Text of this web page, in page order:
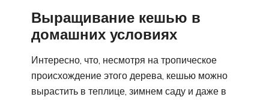
Выращивание кешью в
домашних условиях
Интересно, что, несмотря на тропическое
происхождение этого дерева, кешью можно
вырастить в теплице, зимнем саду и даже в